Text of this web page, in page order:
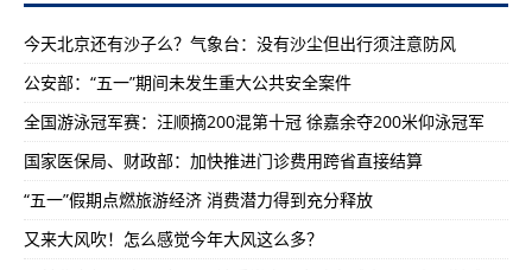
今天北京还有沙子么？气象台：没有沙尘但出行须注意防风
公安部：“五一”期间未发生重大公共安全案件
全国游泳冠军赛：汪顺摘200混第十冠 徐嘉余夺200米仰泳冠军
国家医保局、财政部：加快推进门诊费用跨省直接结算
“五一”假期点燃旅游经济 消费潜力得到充分释放
又来大风吹！怎么感觉今年大风这么多？